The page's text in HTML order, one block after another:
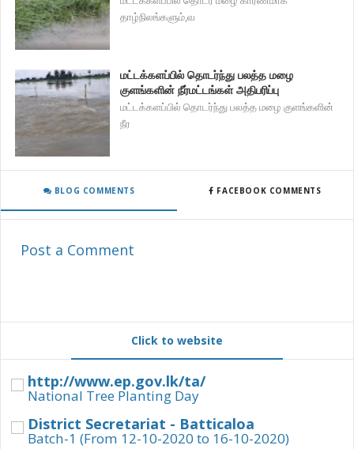
தாழ்நிலங்களும்,வ
மட்டக்களப்பில் தொடர்ந்து பலத்த மழை
குளங்களின் நீர்மட்டங்கள் அதிபரிப்பு
மட்டக்களப்பில் தொடர்ந்து பலத்த மழை குளங்களின்
நீர
BLOG COMMENTS FACEBOOK COMMENTS
Post a Comment
Click to website
http://www.ep.gov.lk/ta/
National Tree Planting Day
District Secretariat - Batticaloa
Batch-1 (From 12-10-2020 to 16-10-2020)